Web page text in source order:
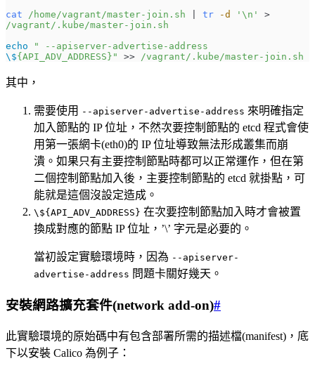
cat /home/vagrant/master-join.sh tr -d '\n'
/vagrant/.kube/master-join.sh
echo
\${API_ADV_ADDRESS}" >> /vagrant/.kube/master-join.sh
其中，
需要使用 --apiserver-advertise-address 來明確指定
加入節點的 IP 位址，不然次要控制節點的 etcd 程式會使
用第一張網卡(eth0)的 IP 位址導致無法形成叢集而崩
潰。如果只有主要控制節點時都可以正常運作，但在第
二個控制節點加入後，主要控制節點的 etcd 就掛點，可
能就是這個沒設定造成。
\${API_ADV_ADDRESS} 在次要控制節點加入時才會被置
換成對應的節點 IP 位址，’\’ 字元是必要的。
當初設定實驗環境時，因為 --apiserver-
advertise-address 問題卡關好幾天。
安裝網路擴充套件(network add-on)#
此實驗環境的原始碼中有包含部署所需的描述檔(manifest)，底
下以安裝 Calico 為例子：